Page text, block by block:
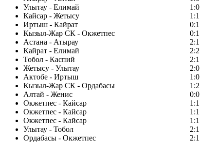
Улытау - Елимай
1:0
Кайсар - Жетысу
1:1
Иртыш - Кайрат
0:1
Кызыл-Жар СК - Окжетпес
0:1
Астана - Атырау
2:1
Кайрат - Елимай
2:2
Тобол - Каспий
2:1
Жетысу - Улытау
2:0
Актобе - Иртыш
1:0
Кызыл-Жар СК - Ордабасы
1:2
Алтай - Женис
0:0
Окжетпес - Кайсар
1:1
Окжетпес - Кайсар
1:1
Окжетпес - Кайсар
1:1
Улытау - Тобол
2:1
Ордабасы - Окжетпес
2:1